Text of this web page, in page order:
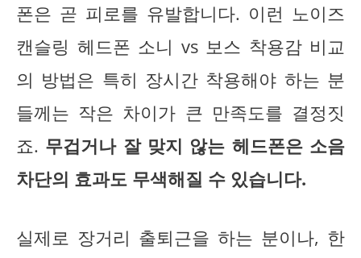
폰은 곧 피로를 유발합니다. 이런 노이즈
캔슬링 헤드폰 소니 vs 보스 착용감 비교
의 방법은 특히 장시간 착용해야 하는 분
들께는 작은 차이가 큰 만족도를 결정짓
죠. 무겁거나 잘 맞지 않는 헤드폰은 소음
차단의 효과도 무색해질 수 있습니다.
실제로 장거리 출퇴근을 하는 분이나, 한